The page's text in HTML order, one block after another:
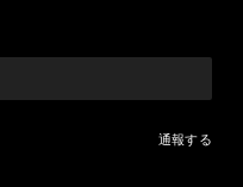
通報する